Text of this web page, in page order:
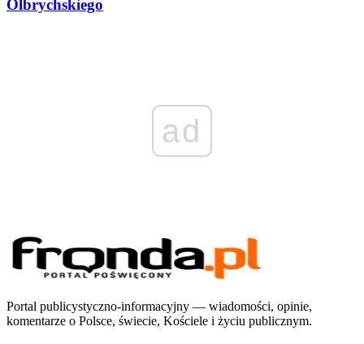
Olbrychskiego
ad
Portal publicystyczno-informacyjny — wiadomości, opinie,
komentarze o Polsce, świecie, Kościele i życiu publicznym.